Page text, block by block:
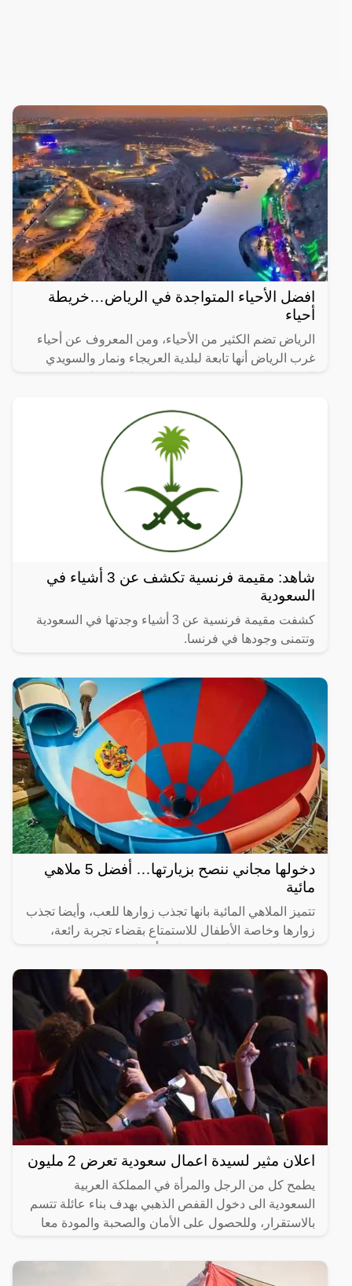
افضل الأحياء المتواجدة في الرياض…خريطة
أحياء
الرياض تضم الكثير من الأحياء، ومن المعروف عن أحياء
غرب الرياض أنها تابعة لبلدية العريجاء ونمار والسويدي
شاهد: مقيمة فرنسية تكشف عن 3 أشياء في
السعودية
كشفت مقيمة فرنسية عن 3 أشياء وجدتها في السعودية
وتتمنى وجودها في فرنسا.
دخولها مجاني ننصح بزيارتها… أفضل 5 ملاهي
مائية
تتميز الملاهي المائية بانها تجذب زوارها للعب، وأيضا تجذب
زوارها وخاصة الأطفال للاستمتاع بقضاء تجربة رائعة،
جدة
اعلان مثير لسيدة اعمال سعودية تعرض 2 مليون
يطمح كل من الرجل والمرأة في المملكة العربية
السعودية الى دخول القفص الذهبي بهدف بناء عائلة تتسم
بالاستقرار، وللحصول على الأمان والصحبة والمودة معا